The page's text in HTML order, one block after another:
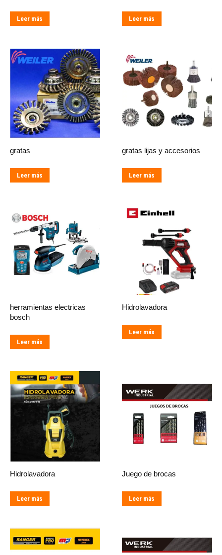
Leer más Leer más
gratas
Leer más
gratas lijas y accesorios
Leer más
herramientas electricas
bosch
Leer más
Hidrolavadora
Leer más
Hidrolavadora
Leer más
Juego de brocas
Leer más